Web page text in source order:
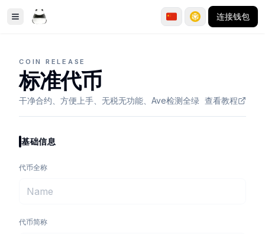
Toggle Sidebar 连接钱包
COIN RELEASE
标准代币
干净合约、方便上手、无税无功能、Ave检测全绿 查看教程
基础信息
代币全称
代币简称